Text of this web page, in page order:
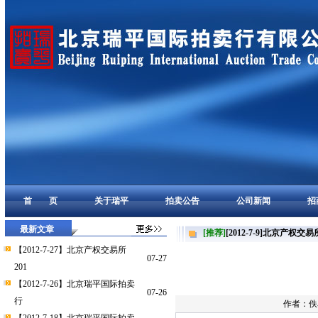
首 页 关于瑞平 拍卖公告 公司新闻 招
最新文章
【2012-7-27】北京产权交易所
201
07-27
【2012-7-26】北京瑞平国际拍卖
行
07-26
[推荐] [2012-7-9]北京产权交易
作者：